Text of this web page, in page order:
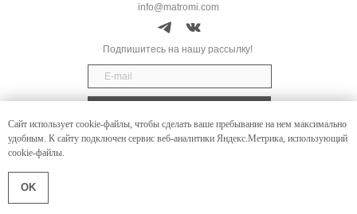
Сайт использует cookie-файлы, чтобы сделать ваше пребывание на нем максимально
удобным. К cайту подключен сервис веб-аналитики Яндекс.Метрика, использующий
cookie-файлы.
OK
Подпишитесь на нашу рассылку!
info@matromi.com
Контакты